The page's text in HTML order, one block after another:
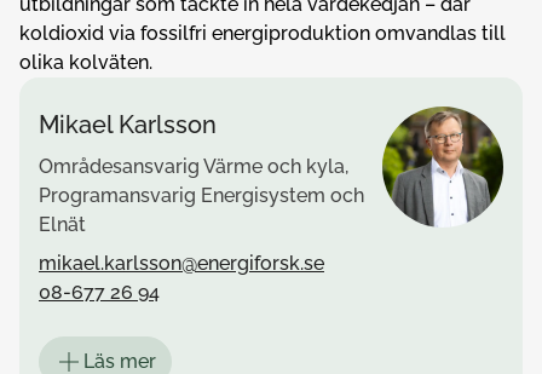
koldioxid via fossilfri energiproduktion omvandlas till
olika kolväten.
Mikael Karlsson
Områdesansvarig Värme och kyla,
Programansvarig Energisystem och
Elnät
mikael.karlsson@energiforsk.se
08-677 26 94
Läs mer